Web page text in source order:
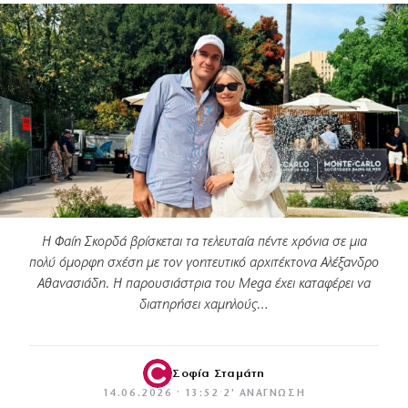
Η Φαίη Σκορδά βρίσκεται τα τελευταία πέντε χρόνια σε μια
πολύ όμορφη σχέση με τον γοητευτικό αρχιτέκτονα Αλέξανδρο
Αθανασιάδη. Η παρουσιάστρια του Mega έχει καταφέρει να
διατηρήσει χαμηλούς…
Σοφία Σταμάτη
14.06.2026 · 13:52 · 2′ ΑΝΆΓΝΩΣΗ